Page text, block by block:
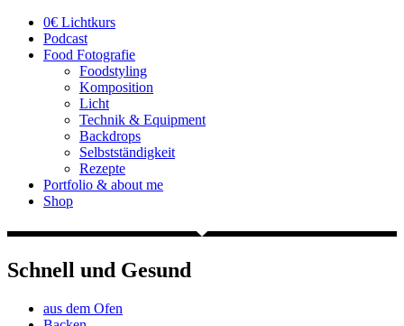
0€ Lichtkurs
Podcast
Food Fotografie
Foodstyling
Komposition
Licht
Technik & Equipment
Backdrops
Selbstständigkeit
Rezepte
Portfolio & about me
Shop
Schnell und Gesund
aus dem Ofen